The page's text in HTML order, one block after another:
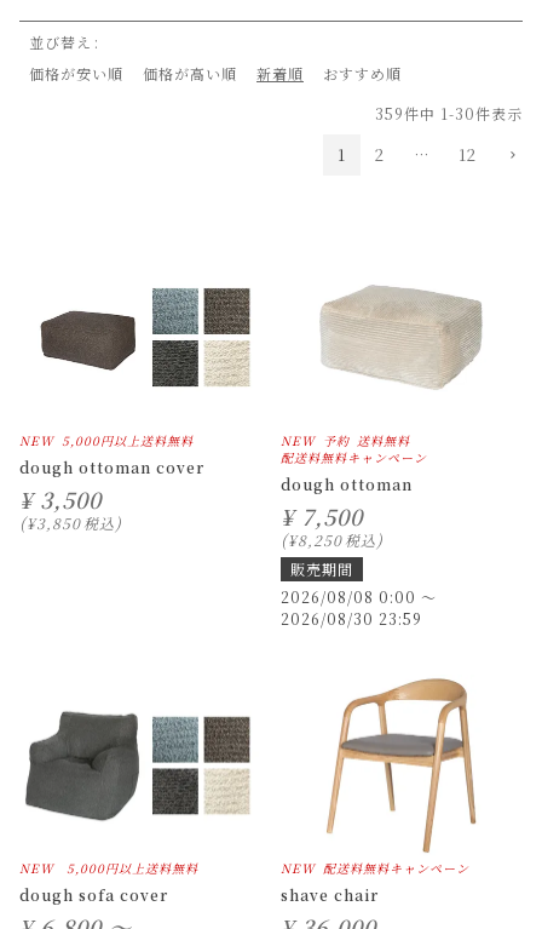
並び替え
価格が安い順
価格が高い順 新着順
おすすめ順
359件中 1-30件表示
1 2 … 12
NEW 5,000円以上送料無料
dough ottoman cover
¥ 3,500
¥3,850税込
NEW 予約 送料無料
配送料無料キャンペーン
dough ottoman
¥ 7,500
¥8,250税込
販売期間
2026/08/08 0:00 〜
2026/08/30 23:59
NEW 5,000円以上送料無料
dough sofa cover
NEW 配送料無料キャンペーン
shave chair